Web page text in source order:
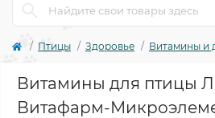
Птицы Здоровье Витамины и
Витамины для птицы
Витафарм-